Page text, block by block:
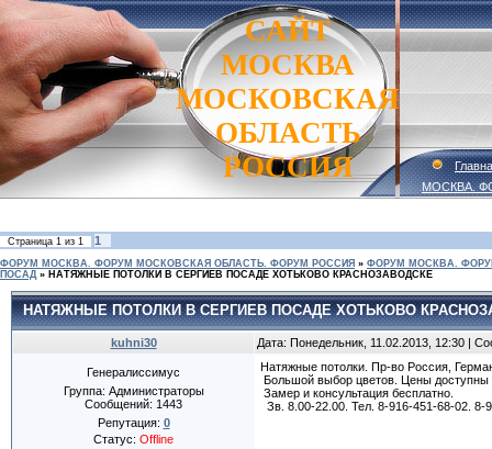
САЙТ
МОСКВА
МОСКОВСКАЯ
ОБЛАСТЬ
РОССИЯ
МОСКВА.
Страница 1 из 1 1
ФОРУМ МОСКВА. ФОРУМ МОСКОВСКАЯ ОБЛАСТЬ. ФОРУМ РОССИЯ » ФОРУМ МОСКВА.
ПОСАД » НАТЯЖНЫЕ ПОТОЛКИ В СЕРГИЕВ ПОСАДЕ ХОТЬКОВО КРАСНОЗАВОДСКЕ
НАТЯЖНЫЕ ПОТОЛКИ В СЕРГИЕВ ПОСАДЕ ХОТЬКОВО
kuhni30 Дата: Понедельник, 11.02.2013, 12:30 |
Генералиссимус
Группа: Администраторы
Сообщений: 1443
Репутация: 0
Статус: Offline
Натяжные потолки. Пр-во Россия,
Большой выбор цветов. Цены
Замер и консультация бесплатно.
Зв. 8.00-22.00. Тел. 8-916-451-68-02.